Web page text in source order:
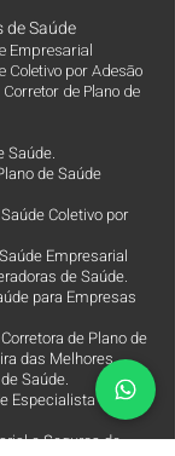
de Saúde
Empresarial
Coletivo por Adesão
de Plano de
Saúde.
de Saúde
Coletivo por
Empresarial
de Saúde.
para Empresas
de Plano de
das Melhores
Saúde.
Especialista e
e Seguros de